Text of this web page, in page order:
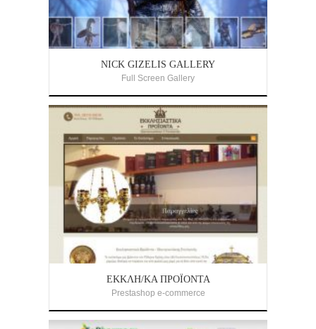
NICK GIZELIS GALLERY
Full Screen Gallery
ΕΚΚΛΗ/ΚΆ ΠΡΟΪΌΝΤΑ
Prestashop e-commerce